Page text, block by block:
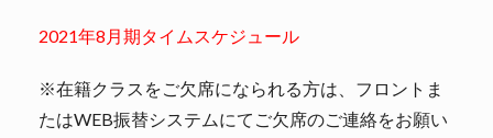
2021年8月期タイムスケジュール
※在籍クラスをご欠席になられる方は、フロントま
たはWEB振替システムにてご欠席のご連絡をお願い